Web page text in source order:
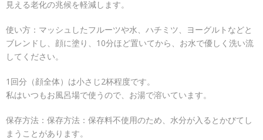
見える老化の兆候を軽減します。
使い方：マッシュしたフルーツや水、ハチミツ、ヨーグルトなどと
ブレンドし、顔に塗り、10分ほど置いてから、お水で優しく洗い流
してください。
1回分（顔全体）は小さじ2杯程度です。
私はいつもお風呂場で使うので、お湯で溶いています。
保存方法：保存方法：保存料不使用のため、水分が入るとかびてし
まうことがあります。